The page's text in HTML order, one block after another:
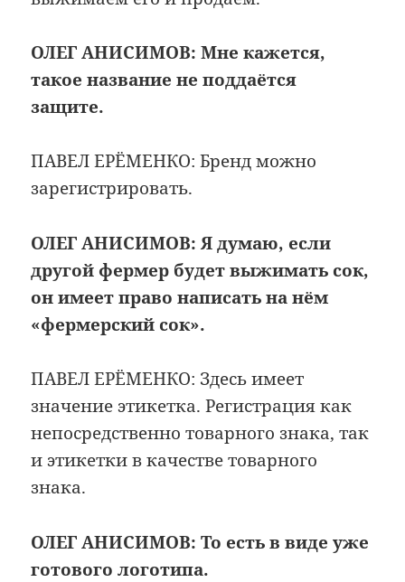
ОЛЕГ АНИСИМОВ: Мне кажется,
такое название не поддаётся
защите.
ПАВЕЛ ЕРЁМЕНКО: Бренд можно
зарегистрировать.
ОЛЕГ АНИСИМОВ: Я думаю, если
другой фермер будет выжимать сок,
он имеет право написать на нём
«фермерский сок».
ПАВЕЛ ЕРЁМЕНКО: Здесь имеет
значение этикетка. Регистрация как
непосредственно товарного знака, так
и этикетки в качестве товарного
знака.
ОЛЕГ АНИСИМОВ: То есть в виде уже
готового логотипа.